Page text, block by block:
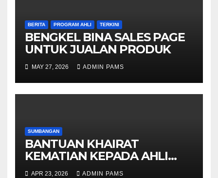
BERITA PROGRAM AHLI TERKINI
BENGKEL BINA SALES PAGE
UNTUK JUALAN PRODUK
MAY 27, 2026 ADMIN PAMS
SUMBANGAN
BANTUAN KHAIRAT
KEMATIAN KEPADA AHLI
PAMS
APR 23, 2026 ADMIN PAMS